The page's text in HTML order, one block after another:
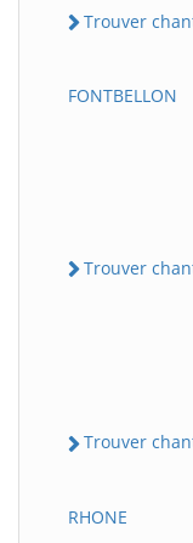
Trouver
FONTBELLON
Trouver
Trouver
RHONE